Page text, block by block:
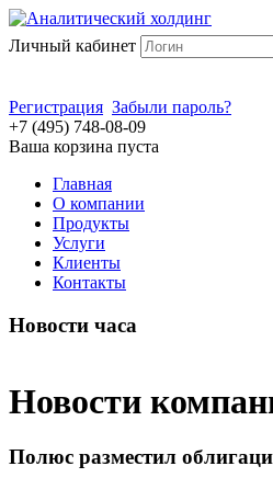
Личный кабинет
Регистрация Забыли пароль?
+7 (495) 748-08-09
Ваша корзина пуста
Главная
О компании
Продукты
Услуги
Клиенты
Контакты
Новости часа
Новости
Полюс разместил